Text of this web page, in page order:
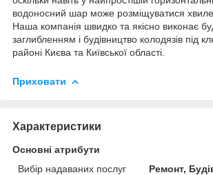
водоносний шар може розміщуватися
Наша компанія швидко та якісно виконає
заглибленням і будівництво колодязів під
районі Києва та Київської області.
Приховати
Характеристики
Основні атрибути
Вибір надаваних послуг
Ремонт,